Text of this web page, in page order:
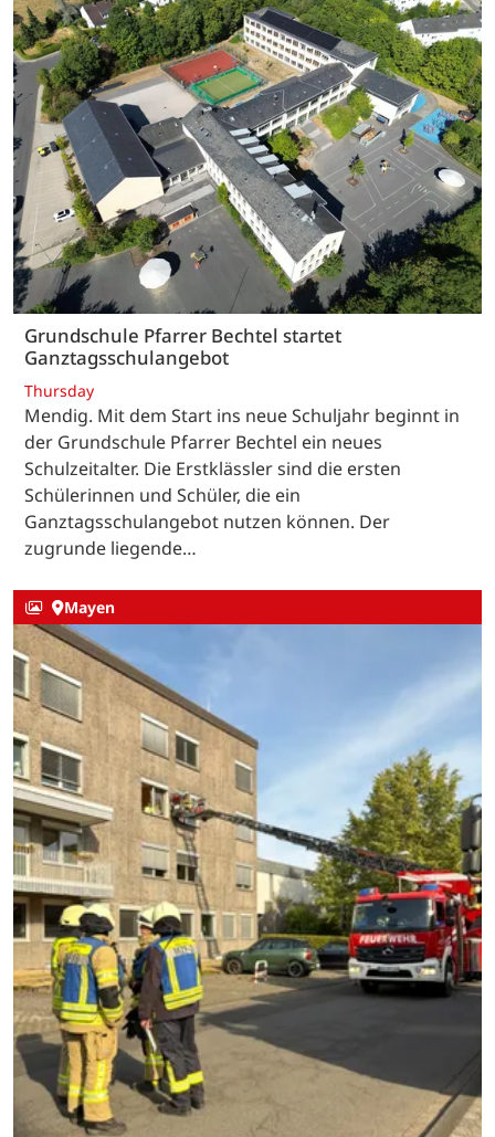
Grundschule Pfarrer Bechtel startet
Ganztagsschulangebot
Thursday
Mendig. Mit dem Start ins neue Schuljahr beginnt in
der Grundschule Pfarrer Bechtel ein neues
Schulzeitalter. Die Erstklässler sind die ersten
Schülerinnen und Schüler, die ein
Ganztagsschulangebot nutzen können. Der
zugrunde liegende…
Mayen